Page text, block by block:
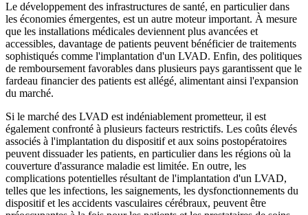
Le développement des infrastructures de santé, en particulier dans
les économies émergentes, est un autre moteur important. À mesure
que les installations médicales deviennent plus avancées et
accessibles, davantage de patients peuvent bénéficier de traitements
sophistiqués comme l'implantation d'un LVAD. Enfin, des politiques
de remboursement favorables dans plusieurs pays garantissent que le
fardeau financier des patients est allégé, alimentant ainsi l'expansion
du marché.
Si le marché des LVAD est indéniablement prometteur, il est
également confronté à plusieurs facteurs restrictifs. Les coûts élevés
associés à l'implantation du dispositif et aux soins postopératoires
peuvent dissuader les patients, en particulier dans les régions où la
couverture d'assurance maladie est limitée. En outre, les
complications potentielles résultant de l'implantation d'un LVAD,
telles que les infections, les saignements, les dysfonctionnements du
dispositif et les accidents vasculaires cérébraux, peuvent être